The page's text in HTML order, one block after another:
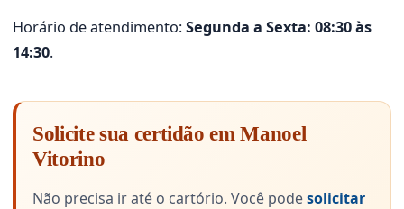
Horário de atendimento:Segunda a Sexta: 08:30 às
14:30.
Solicite sua certidão em Manoel
Vitorino
Não precisa ir até o cartório. Você podesolicitar